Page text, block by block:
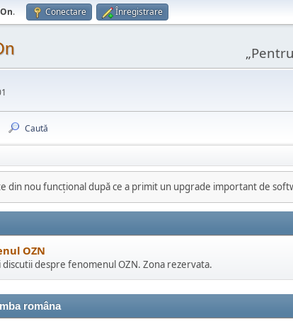
. Conectare Înregistrare
Caută
din nou funcțional după ce a primit un upgrade important de
OZN
discutii despre fenomenul OZN. Zona rezervata.
româna